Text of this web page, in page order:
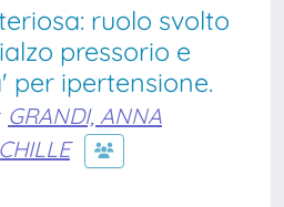
ruolo svolto
pressorio e
per ipertensione.
GRANDI, ANNA